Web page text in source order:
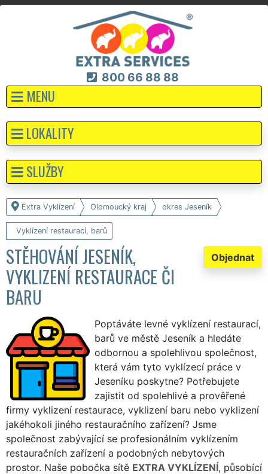
800 66 88 88
MENU
Extra Vyklízení Olomoucký kraj okres Jeseník
Vyklízení restaurací, barů
Objednat
STĚHOVÁNÍ JESENÍK,
VYKLIZENÍ RESTAURACE ČI
BARU
Poptáváte levné vyklízení restaurací,
barů ve městě Jeseník a hledáte
odbornou a spolehlivou společnost,
která vám tyto vyklízecí práce v
Jeseníku poskytne? Potřebujete
zajistit od spolehlivé a prověřené
firmy vyklizení restaurace, vyklizení baru nebo vyklizení
jakéhokoli jiného restauračního zařízení? Jsme
společnost zabývající se profesionálním vyklízením
restauračních zařízení a podobných nebytových
prostor. Naše pobočka sítě EXTRA VYKLÍZENÍ, působící
LOKALITY
SLUŽBY